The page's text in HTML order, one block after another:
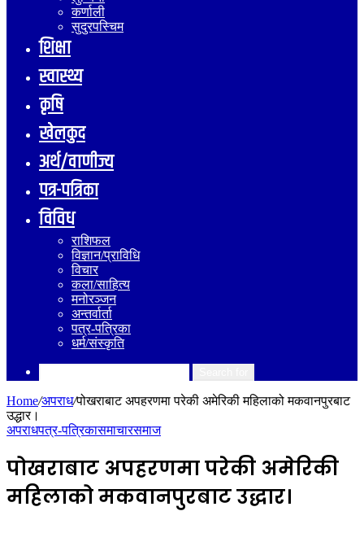
कर्णाली
सुदुरपस्चिम
शिक्षा
स्वास्थ्य
कृषि
खेलकुद
अर्थ/वाणीज्य
पत्र-पत्रिका
विविध
राशिफल
विज्ञान/प्राविधि
विचार
कला/साहित्य
मनोरञ्जन
अन्तर्वार्ता
पत्र-पत्रिका
धर्म/संस्कृति
Home/अपराध/पोखराबाट अपहरणमा परेकी अमेरिकी महिलाको मकवानपुरबाट
उद्धार।
अपराधपत्र-पत्रिकासमाचारसमाज
पोखराबाट अपहरणमा परेकी अमेरिकी
महिलाको मकवानपुरबाट उद्धार।